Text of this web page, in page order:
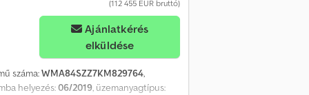
Hátsó tengely 2:
10 000 kg; Gumiprofil bal belső: 60%;
Egyszeres áttételű; Felfüggesztés:
26 000 kg Állapot Műszaki állapot:
17 6673DB ANDELST, NL
(112 455 EUR bruttó)
Ajánlatkérés
elküldése
száma:WMA84SZZ7KM829764,
helyezés:06/2019, üzemanyagtípus: